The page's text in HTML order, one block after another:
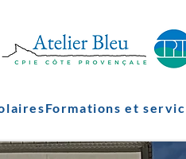
Formations et